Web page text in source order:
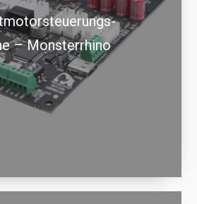
– Monsterrhino